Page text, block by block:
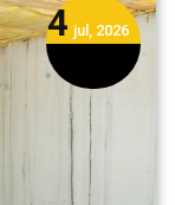
4 jul, 2026